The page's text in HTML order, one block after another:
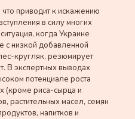
приводит к искажению
в силу многих
когда Украине
с низкой добавленной
кругляк, резюмирует
В экспертных выводах
потенциале роста
(кроме риса-сырца и
растительных масел, семян
напитков и